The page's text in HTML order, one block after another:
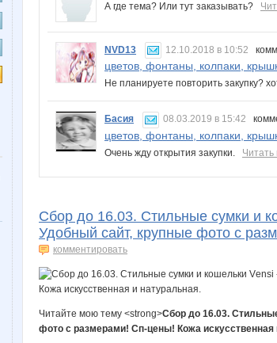
А где тема? Или тут заказывать?
NVD13 12.10.2018 в 10:52
цветов, фонтаны, колпаки,
Не планируете повторить закупку?
Басия 08.03.2019 в 15:42
цветов, фонтаны, колпаки,
Очень жду открытия закупки.
Сбор до 16.03. Стильные сумки и
Удобный сайт, крупные фото с
комментировать
Читайте мою тему <strong>Сбор до 16.03.
фото с размерами! Сп-цены! Кожа искусственная